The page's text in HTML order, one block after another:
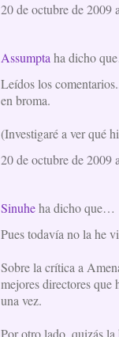
20 de octubre de 2009
Assumpta ha dicho
Leídos los
en broma.
(Investigaré a ver qué
20 de octubre de 2009
Sinuheha dicho que…
Pues todavía no la he
Sobre la crítica a
mejores directores que
una vez.
Por otro lado, quizás